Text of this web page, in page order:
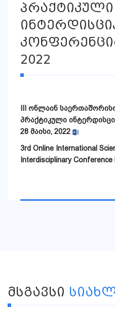
პრაქტიკული
2022
III ონლაინ
პრაქტიკული
28 მაისი, 2022
3rd Online International
Interdisciplinary Conference
ᲛᲡᲒᲐᲕᲡᲘ